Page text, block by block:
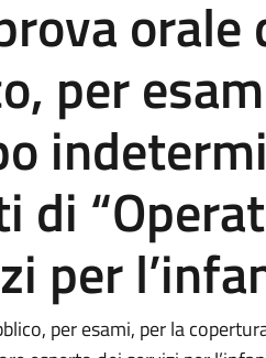
orale
per
di
per
per esami, per la